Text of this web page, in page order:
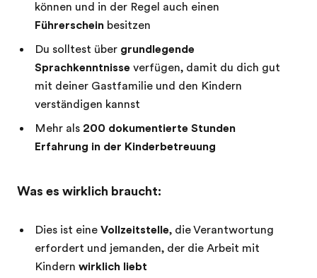
können und in der Regel auch einen
Führerschein besitzen
Du solltest über grundlegende
Sprachkenntnisse verfügen, damit du dich gut
mit deiner Gastfamilie und den Kindern
verständigen kannst
Mehr als 200 dokumentierte Stunden
Erfahrung in der Kinderbetreuung
Was es wirklich braucht:
Dies ist eine Vollzeitstelle, die Verantwortung
erfordert und jemanden, der die Arbeit mit
Kindern wirklich liebt